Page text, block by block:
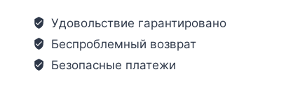
Удовольствие гарантировано
Беспроблемный возврат
Безопасные платежи